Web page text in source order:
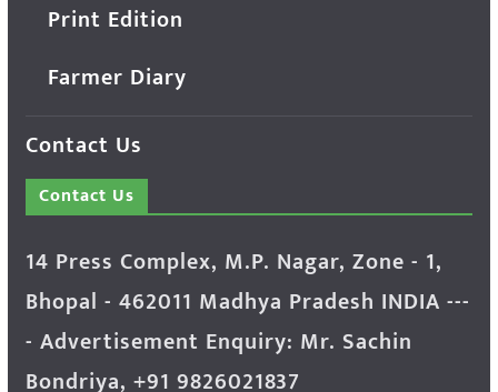
Print Edition
Farmer Diary
Contact Us
Contact Us
14 Press Complex, M.P. Nagar, Zone - 1,
Bhopal - 462011 Madhya Pradesh INDIA ---
- Advertisement Enquiry: Mr. Sachin
Bondriya, +91 9826021837